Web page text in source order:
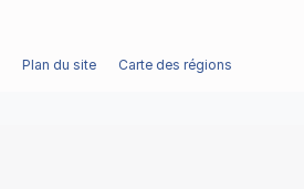
Plan du site Carte des régions